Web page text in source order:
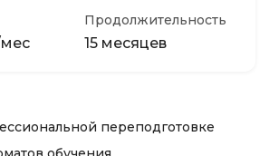
Продолжительность
15 месяцев
переподготовке